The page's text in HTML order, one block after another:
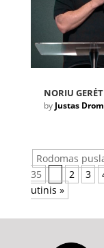
NORIU
by Justas
Rodomas
35
2 3
utinis »